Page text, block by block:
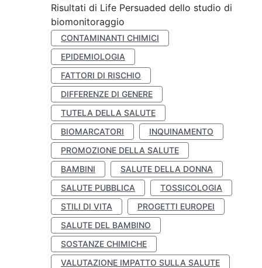
Risultati di Life Persuaded dello studio di
biomonitoraggio
CONTAMINANTI CHIMICI
EPIDEMIOLOGIA
FATTORI DI RISCHIO
DIFFERENZE DI GENERE
TUTELA DELLA SALUTE
BIOMARCATORI
INQUINAMENTO
PROMOZIONE DELLA SALUTE
BAMBINI
SALUTE DELLA DONNA
SALUTE PUBBLICA
TOSSICOLOGIA
STILI DI VITA
PROGETTI EUROPEI
SALUTE DEL BAMBINO
SOSTANZE CHIMICHE
VALUTAZIONE IMPATTO SULLA SALUTE